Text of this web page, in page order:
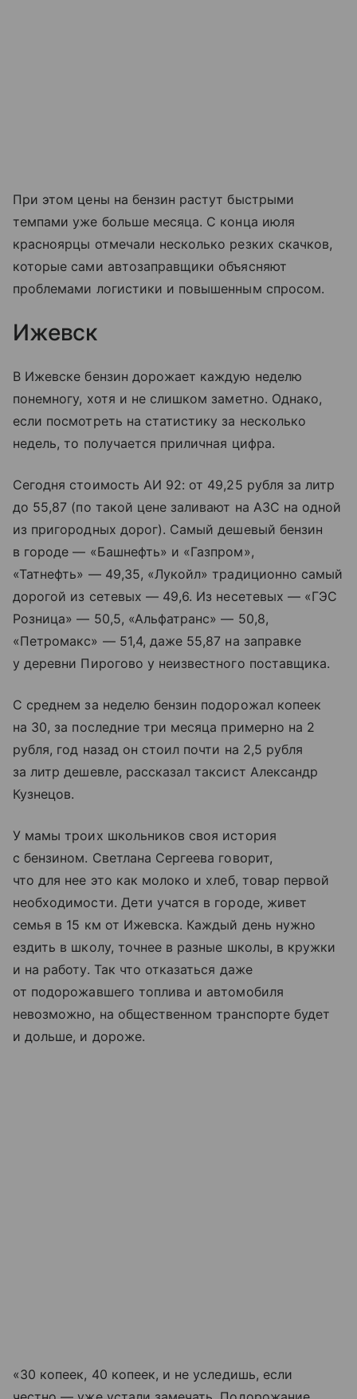
При этом цены на бензин растут быстрыми
темпами уже больше месяца. С конца июля
красноярцы отмечали несколько резких скачков,
которые сами автозаправщики объясняют
проблемами логистики и повышенным спросом.
Ижевск
В Ижевске бензин дорожает каждую неделю
понемногу, хотя и не слишком заметно. Однако,
если посмотреть на статистику за несколько
недель, то получается приличная цифра.
Сегодня стоимость АИ 92: от 49,25 рубля за литр
до 55,87 (по такой цене заливают на АЗС на одной
из пригородных дорог). Самый дешевый бензин
в городе — «Башнефть» и «Газпром»,
«Татнефть» — 49,35, «Лукойл» традиционно самый
дорогой из сетевых — 49,6. Из несетевых — «ГЭС
Розница» — 50,5, «Альфатранс» — 50,8,
«Петромакс» — 51,4, даже 55,87 на заправке
у деревни Пирогово у неизвестного поставщика.
С среднем за неделю бензин подорожал копеек
на 30, за последние три месяца примерно на 2
рубля, год назад он стоил почти на 2,5 рубля
за литр дешевле, рассказал таксист Александр
Кузнецов.
У мамы троих школьников своя история
с бензином. Светлана Сергеева говорит,
что для нее это как молоко и хлеб, товар первой
необходимости. Дети учатся в городе, живет
семья в 15 км от Ижевска. Каждый день нужно
ездить в школу, точнее в разные школы, в кружки
и на работу. Так что отказаться даже
от подорожавшего топлива и автомобиля
невозможно, на общественном транспорте будет
и дольше, и дороже.
«30 копеек, 40 копеек, и не уследишь, если